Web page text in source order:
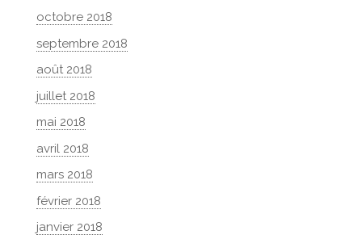
octobre 2018
septembre 2018
août 2018
juillet 2018
mai 2018
avril 2018
mars 2018
février 2018
janvier 2018